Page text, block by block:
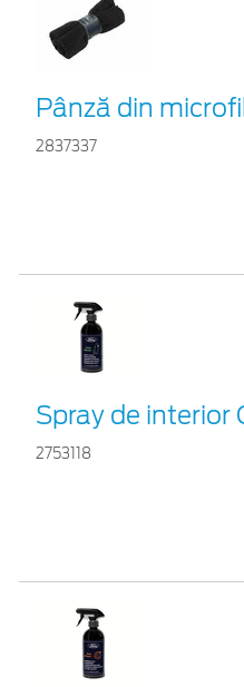
Pânză din
2837337
Spray de interior
2753118